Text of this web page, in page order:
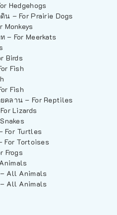
Hedgehogs
น – For Prairie Dogs
Monkeys
– For Meerkats
Birds
Fish
Fish
คลาน – For Reptiles
Lizards
For Turtles
For Tortoises
Frogs
All Animals
All Animals